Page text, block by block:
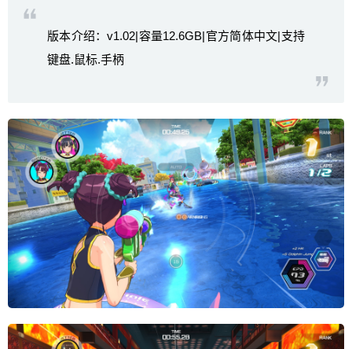
版本介绍：v1.02|容量12.6GB|官方简体中文|支持
键盘.鼠标.手柄